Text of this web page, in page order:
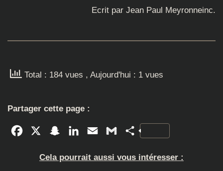
Ecrit par Jean Paul Meyronneinc.
Total : 184 vues , Aujourd'hui : 1 vues
Partager cette page :
Facebook SnapchatLinkedInEmail GmailPartager
Cela pourrait aussi vous intéresser :